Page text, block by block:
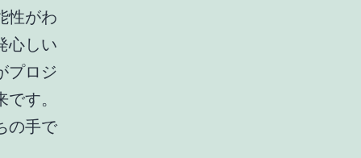
性がわ
心しい
プロジ
す。
の手で